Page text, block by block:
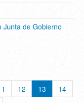
Junta de Gobierno
12 13
14